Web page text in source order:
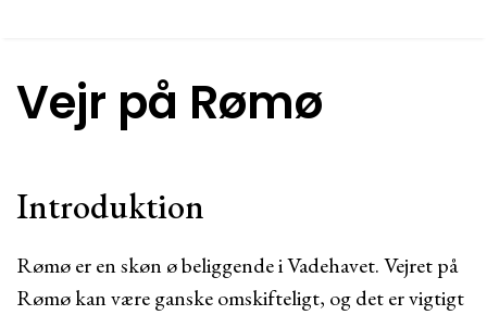
Vejr på Rømø
Introduktion
Rømø er en skøn ø beliggende i Vadehavet. Vejret på
Rømø kan være ganske omskifteligt, og det er vigtigt